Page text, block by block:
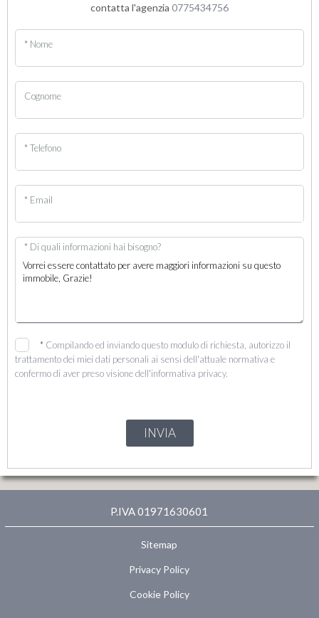
contatta l'agenzia 0775434756
* Nome
Cognome
* Telefono
* Email
* Di quali informazioni hai bisogno?
* Compilando ed inviando questo modulo di richiesta, autorizzo il
trattamento dei miei dati personali ai sensi dell'attuale normativa e
confermo di aver preso visione dell'informativa privacy.
INVIA
P.IVA 01971630601
Sitemap
Privacy Policy
Cookie Policy